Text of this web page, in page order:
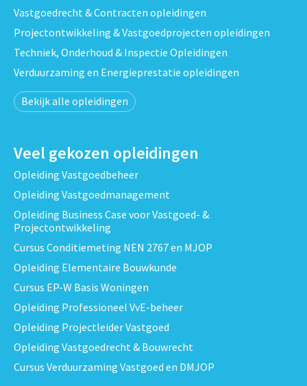
Vastgoedrecht & Contracten opleidingen
Projectontwikkeling & Vastgoedprojecten opleidingen
Techniek, Onderhoud & Inspectie Opleidingen
Verduurzaming en Energieprestatie opleidingen
Bekijk alle opleidingen
Veel gekozen opleidingen
Opleiding Vastgoedbeheer
Opleiding Vastgoedmanagement
Opleiding Business Case voor Vastgoed- &
Projectontwikkeling
Cursus Conditiemeting NEN 2767 en MJOP
Opleiding Elementaire Bouwkunde
Cursus EP-W Basis Woningen
Opleiding Professioneel VvE-beheer
Opleiding Projectleider Vastgoed
Opleiding Vastgoedrecht & Bouwrecht
Cursus Verduurzaming Vastgoed en DMJOP